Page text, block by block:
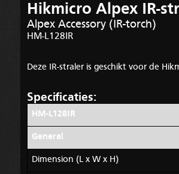
Hikmicro Alpex IR-
Alpex Accessory (IR-torch)
HM-L128IR
Deze IR-straler is geschikt voor de
Specificaties:
HM-L128IR
General
Dimension (L x W x H)